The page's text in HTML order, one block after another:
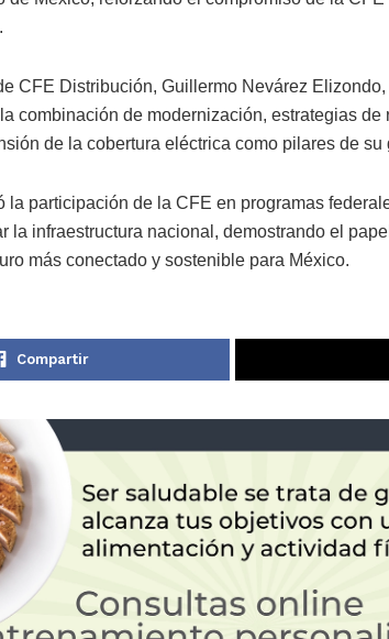
CFE Distribución, Guillermo Nevárez
combinación de modernización, estrategias
de la cobertura eléctrica como pilares de su
la participación de la CFE en programas
la infraestructura nacional, demostrando el
más conectado y sostenible para México.
Compartir